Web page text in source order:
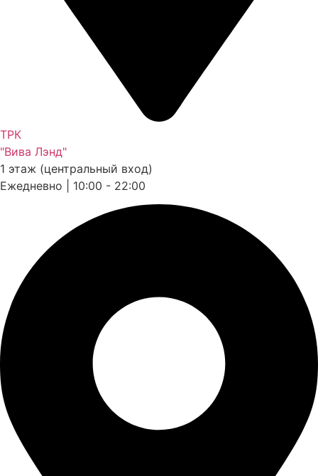
ТРК
"Вива Лэнд"
1 этаж (центральный вход)
Ежедневно | 10:00 - 22:00